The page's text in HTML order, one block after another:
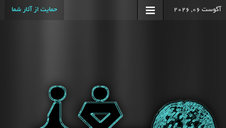
آگوست 06, 2026 حمایت از آثار شما